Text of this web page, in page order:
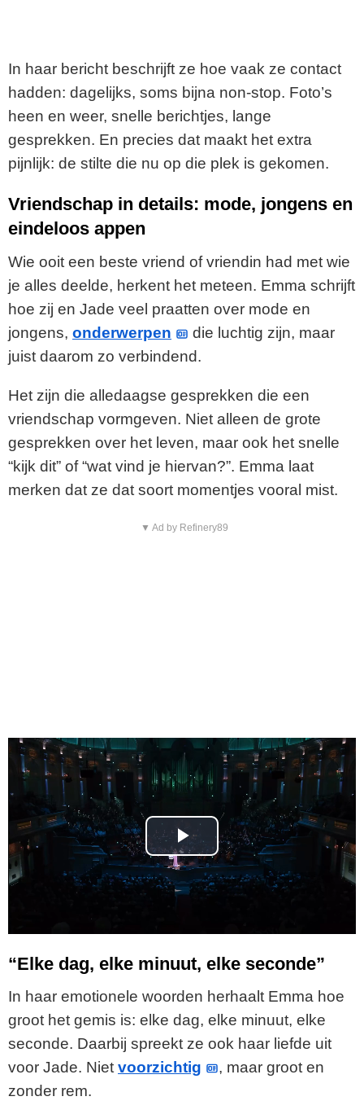
In haar bericht beschrijft ze hoe vaak ze contact
hadden: dagelijks, soms bijna non-stop. Foto’s
heen en weer, snelle berichtjes, lange
gesprekken. En precies dat maakt het extra
pijnlijk: de stilte die nu op die plek is gekomen.
Vriendschap in details: mode, jongens en
eindeloos appen
Wie ooit een beste vriend of vriendin had met wie
je alles deelde, herkent het meteen. Emma schrijft
hoe zij en Jade veel praatten over mode en
jongens, onderwerpen
die luchtig zijn, maar
juist daarom zo verbindend.
Het zijn die alledaagse gesprekken die een
vriendschap vormgeven. Niet alleen de grote
gesprekken over het leven, maar ook het snelle
“kijk dit” of “wat vind je hiervan?”. Emma laat
merken dat ze dat soort momentjes vooral mist.
▼ Ad by Refinery89
P
l
a
y
V
i
d
“Elke dag, elke minuut, elke seconde”
In haar emotionele woorden herhaalt Emma hoe
groot het gemis is: elke dag, elke minuut, elke
seconde. Daarbij spreekt ze ook haar liefde uit
voor Jade. Niet voorzichtig
, maar groot en
zonder rem.